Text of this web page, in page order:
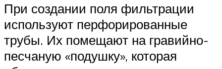
При создании поля фильтрации
используют перфорированные
трубы. Их помещают на гравийно-
песчаную «подушку», которая